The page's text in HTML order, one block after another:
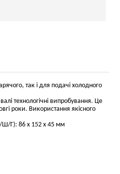
так і для подачі холодного
технологічні випробування. Це
роки. Використання якісного
/Ш/Г): 86 х 152 х 45 мм